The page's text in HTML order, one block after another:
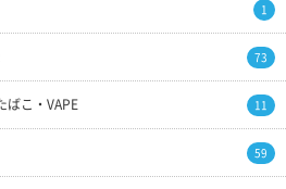
1
73
ばこ・VAPE 11
59